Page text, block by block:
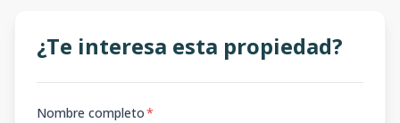
¿Te interesa esta propiedad?
Nombre completo*